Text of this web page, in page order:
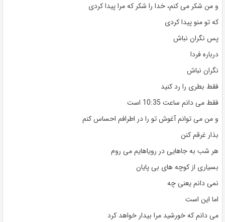
و من شکر می کنم، خدا را شکر که مرا پیدا کردی
که تو منو پیدا کردی
پس نگران نباش
درباره فردا
نگران نباش
فقط بطری را رد کنید
فقط می دانم ساعت 10:35 است
و من می توانم آغوش تو را در اطرافم احساس کنم
بذار غرقم کنن
هر شب به جاهایی در رویاهایم می روم
بسیاری از کوچه های بی پایان
نمی دانم یعنی چه
اما این است
می دانم که خورشید مرا بیدار خواهد کرد